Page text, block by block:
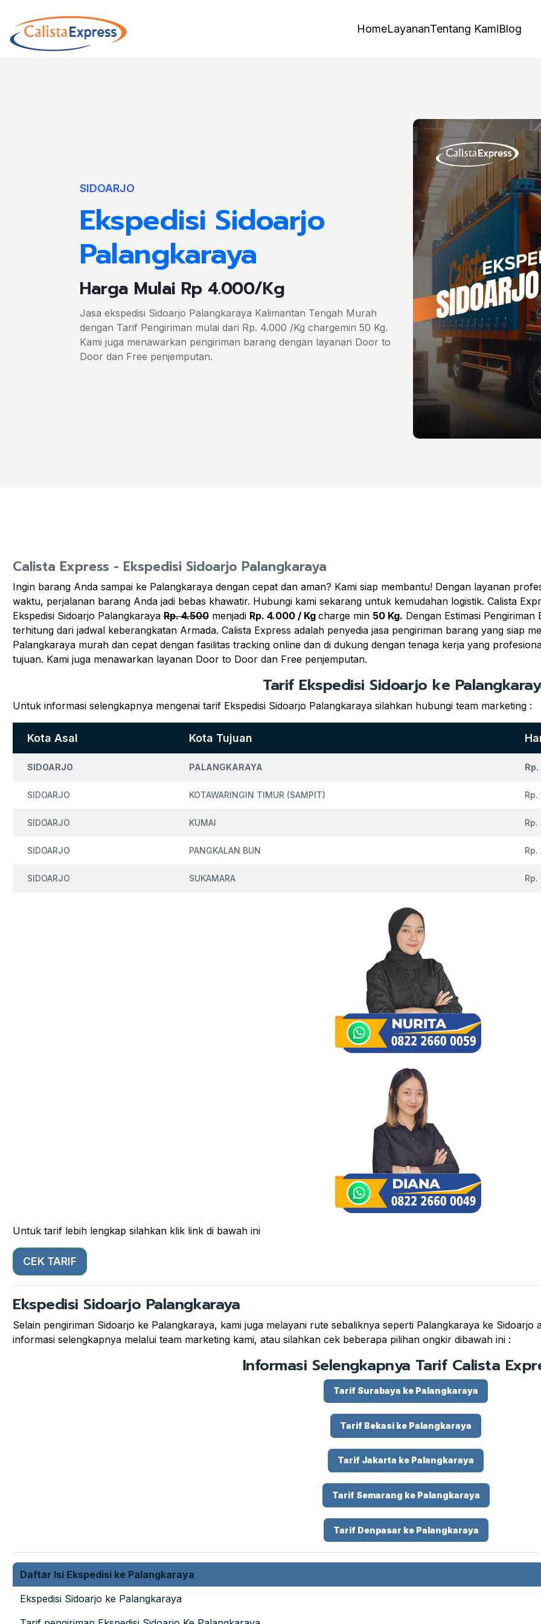
HomeLayananTentang KamiBlog
SIDOARJO
Ekspedisi Sidoarjo
Palangkaraya
Harga Mulai Rp 4.000/Kg
Jasa ekspedisi Sidoarjo Palangkaraya Kalimantan Tengah Murah
dengan Tarif Pengiriman mulai dari Rp. 4.000 /Kg chargemin 50 Kg.
Kami juga menawarkan pengiriman barang dengan layanan Door to
Door dan Free penjemputan.
Calista Express - Ekspedisi Sidoarjo Palangkaraya
Ingin barang Anda sampai ke Palangkaraya dengan cepat dan aman? Kami siap membantu! Dengan layanan
waktu, perjalanan barang Anda jadi bebas khawatir. Hubungi kami sekarang untuk kemudahan logistik. Calista
Ekspedisi Sidoarjo Palangkaraya Rp. 4.500 menjadi Rp. 4.000 / Kg charge min 50 Kg. Dengan Estimasi
terhitung dari jadwal keberangkatan Armada. Calista Express adalah penyedia jasa pengiriman barang yang siap
Palangkaraya murah dan cepat dengan fasilitas tracking online dan di dukung dengan tenaga kerja yang
tujuan. Kami juga menawarkan layanan Door to Door dan Free penjemputan.
Tarif Ekspedisi Sidoarjo ke
Untuk informasi selengkapnya mengenai tarif Ekspedisi Sidoarjo Palangkaraya silahkan hubungi team marketing :
Kota Asal Kota Tujuan
SIDOARJO PALANGKARAYA
SIDOARJO KOTAWARINGIN TIMUR (SAMPIT)
SIDOARJO KUMAI Rp.
SIDOARJO PANGKALAN BUN Rp.
SIDOARJO SUKAMARA Rp.
Untuk tarif lebih lengkap silahkan klik link di bawah ini
CEK TARIF
Ekspedisi Sidoarjo Palangkaraya
Selain pengiriman Sidoarjo ke Palangkaraya, kami juga melayani rute sebaliknya seperti Palangkaraya ke
informasi selengkapnya melalui team marketing kami, atau silahkan cek beberapa pilihan ongkir dibawah ini :
Informasi Selengkapnya Tarif Calista
Tarif Surabaya ke Palangkaraya
Tarif Bekasi ke Palangkaraya
Tarif Jakarta ke Palangkaraya
Tarif Semarang ke Palangkaraya
Tarif Denpasar ke Palangkaraya
Daftar Isi Ekspedisi ke Palangkaraya
Ekspedisi Sidoarjo ke Palangkaraya